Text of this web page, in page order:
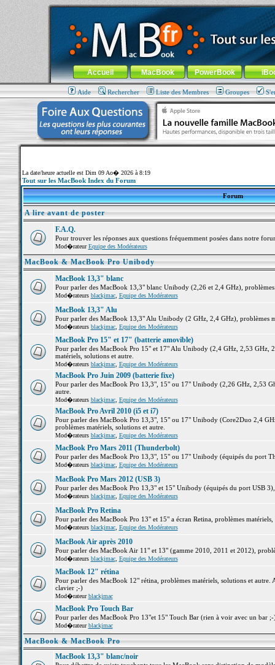
MacBook-fr.com : 100% Apple... 100% nomade !
Aller au contenu-Aller au menu général-Aller au menu de
Menu général
Accueil MacBook PowerBook
Aide Rechercher Liste des Membres Groupes
La date/heure actuelle est Dim 09 Ao� 2026 à 8:19
Tout sur les MacBook Index du Forum
Forum
A lire avant de poster
F.A.Q.
Pour trouver les réponses aux questions fréquemment posées dans notre
Mod�rateurEquipe des Modérateurs
MacBook & MacBook Pro Unibody
MacBook 13,3" blanc
Pour parler des MacBook 13,3" blanc Unibody (2,26 et 2,4 GHz),
Mod�rateurs blackjmac, Equipe des Modérateurs
MacBook 13,3" Alu
Pour parler des MacBook 13,3" Alu Unibody (2 GHz, 2,4 GHz), problèmes
Mod�rateurs blackjmac, Equipe des Modérateurs
MacBook Pro 15" et 17" (batterie amovible)
Pour parler des MacBook Pro 15" et 17" Alu Unibody (2,4 GHz, 2,53 GHz,
matériels, solutions et autre.
Mod�rateurs blackjmac, Equipe des Modérateurs
MacBook Pro Juin 2009 (batterie fixe)
Pour parler des MacBook Pro 13,3", 15" ou 17" Unibody (2,26 GHz, 2,53
autre.
Mod�rateurs blackjmac, Equipe des Modérateurs
MacBook Pro Avril 2010 (i5 et i7)
Pour parler des MacBook Pro 13,3", 15" ou 17" Unibody (Core2Duo 2,4
problèmes matériels, solutions et autre.
Mod�rateurs blackjmac, Equipe des Modérateurs
MacBook Pro Mars 2011 (Thunderbolt)
Pour parler des MacBook Pro 13,3", 15" ou 17" Unibody (équipés du port
Mod�rateurs blackjmac, Equipe des Modérateurs
MacBook Pro Mars 2012 (USB 3)
Pour parler des MacBook Pro 13,3" et 15" Unibody (équipés du port USB
Mod�rateurs blackjmac, Equipe des Modérateurs
MacBook Pro Retina
Pour parler des MacBook Pro 13" et 15" a écran Retina, problèmes matériels,
Mod�rateurs blackjmac, Equipe des Modérateurs
MacBook Air après 2010
Pour parler des MacBook Air 11" et 13" (gamme 2010, 2011 et 2012),
Mod�rateurs blackjmac, Equipe des Modérateurs
MacBook 12" rétina
Pour parler des MacBook 12" rétina, problèmes matériels, solutions et
clavier ;-)
Mod�rateurblackjmac
MacBook Pro Touch Bar
Pour parler des MacBook Pro 13"et 15" Touch Bar (rien à voir avec un bar
Mod�rateurblackjmac
MacBook & MacBook Pro
MacBook 13,3" blanc/noir